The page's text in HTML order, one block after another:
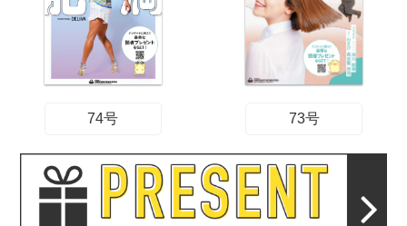
74号 73号